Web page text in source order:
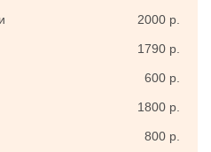
2000 р.
1790 р.
600 р.
1800 р.
800 р.